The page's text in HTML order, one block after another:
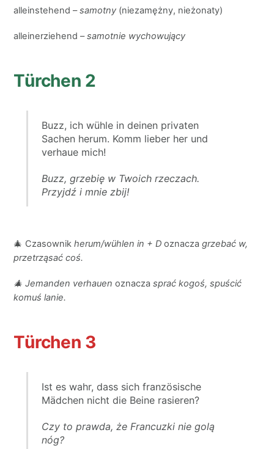
alleinstehend –samotny (niezamężny, nieżonaty)
alleinerziehend –samotnie wychowujący
Türchen 2
Buzz, ich wühle in deinen privaten
Sachen herum. Komm lieber her und
verhaue mich!
Buzz, grzebię w Twoich rzeczach.
Przyjdź i mnie zbij!
🎄 Czasownikherum/wühlen in + Doznaczagrzebać w,
przetrząsać coś.
🎄 Jemanden verhauen oznaczasprać kogoś, spuścić
komuś lanie.
Türchen 3
Ist es wahr, dass sich französische
Mädchen nicht die Beine rasieren?
Czy to prawda, że ​​Francuzki nie golą
nóg?